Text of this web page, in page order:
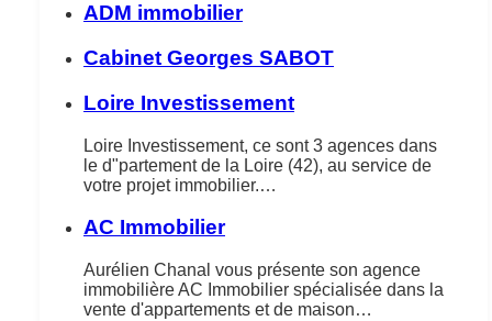
ADM immobilier
Cabinet Georges SABOT
Loire Investissement
Loire Investissement, ce sont 3 agences dans
le d"partement de la Loire (42), au service de
votre projet immobilier.…
AC Immobilier
Aurélien Chanal vous présente son agence
immobilière AC Immobilier spécialisée dans la
vente d'appartements et de maison…